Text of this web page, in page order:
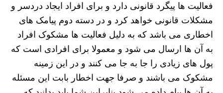
فعالیت ها پیگرد قانونی دارد و برای افراد ایجاد دردسر و
مشکلات قانونی خواهد کرد و در دسته دوم پیامک های
اخطاری می باشد که به دلیل فعالیت ها مشکوک افراد
به آن ها ارسال می شود و معمولا برای افرادی است که
پول های زیادی را جا به جا می کنند و در این زمینه
مشکوک می باشند و صرفا جهت اخطار بابت این مسئله